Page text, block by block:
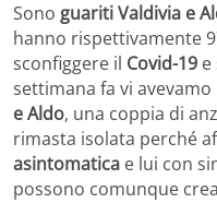
Sono guariti Valdivia e
hanno rispettivamente
sconfiggere il Covid-19 e
settimana fa vi
e Aldo, una coppia di
rimasta isolata perché
asintomatica e lui con
possono comunque